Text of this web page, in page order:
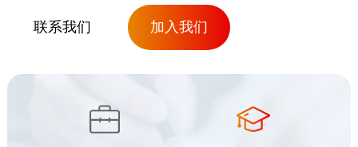
联系我们 加入我们